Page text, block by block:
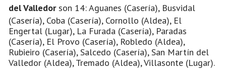
del Valledorson 14: Aguanes (Casería), Busvidal
(Casería), Coba (Casería), Cornollo (Aldea), El
Engertal (Lugar), La Furada (Casería), Paradas
(Casería), El Provo (Casería), Robledo (Aldea),
Rubieiro (Casería), Salcedo (Casería), San Martín del
Valledor (Aldea), Tremado (Aldea), Villasonte (Lugar).